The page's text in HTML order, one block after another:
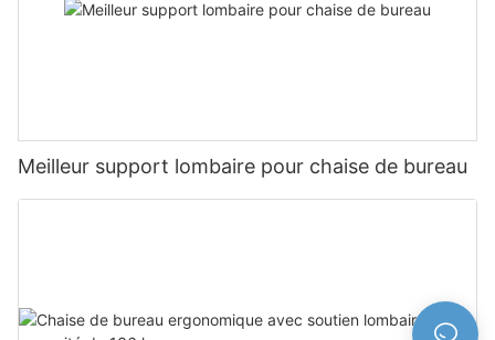
Meilleur support lombaire pour chaise de bureau